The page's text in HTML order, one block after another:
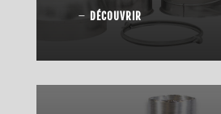
DÉCOUVRIR